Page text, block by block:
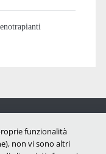
funzionalità
non vi sono altri